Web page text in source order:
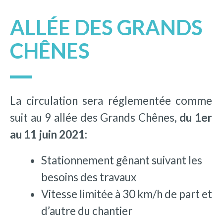
ALLÉE DES GRANDS
CHÊNES
La circulation sera réglementée comme
suit au 9 allée des Grands Chênes, du 1er
au 11 juin 2021:
Stationnement gênant suivant les
besoins des travaux
Vitesse limitée à 30 km/h de part et
d’autre du chantier